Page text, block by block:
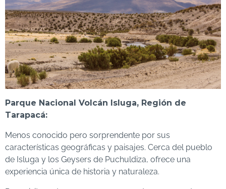
Parque Nacional Volcán Isluga, Región de
Tarapacá:
Menos conocido pero sorprendente por sus
características geográficas y paisajes. Cerca del pueblo
de Isluga y los Geysers de Puchuldiza, ofrece una
experiencia única de historia y naturaleza.